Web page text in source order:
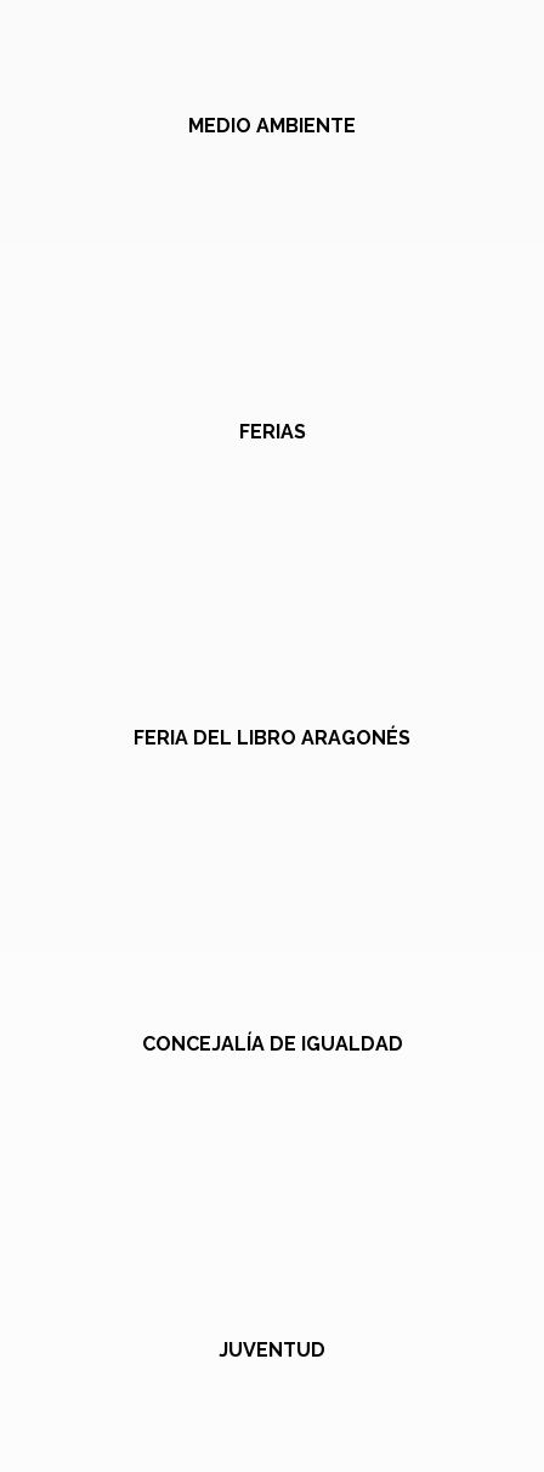
MEDIO AMBIENTE
FERIAS
FERIA DEL LIBRO ARAGONÉS
CONCEJALÍA DE IGUALDAD
JUVENTUD